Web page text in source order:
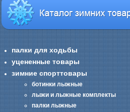
палки для ходьбы
уцененные товары
зимние спорттовары
ботинки лыжные
лыжи и лыжные комплекты
палки лыжные